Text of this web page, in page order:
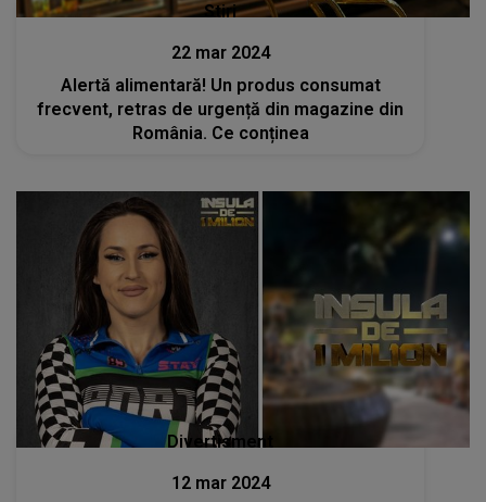
Stiri
22 mar 2024
Alertă alimentară! Un produs consumat
frecvent, retras de urgență din magazine din
România. Ce conținea
Divertisment
12 mar 2024